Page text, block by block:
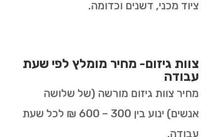
ציוד מכני, דשנים וכדומה.
צוות גיזום- מחיר מומלץ לפי שעת
עבודה
מחיר צוות גיזום מורשה (של שלושה
אנשים) ינוע בין 300 – 600 ₪ לכל שעת
עבודה.